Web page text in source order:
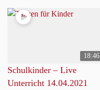
18:46
Schulkinder – Live
Unterricht 14.04.2021